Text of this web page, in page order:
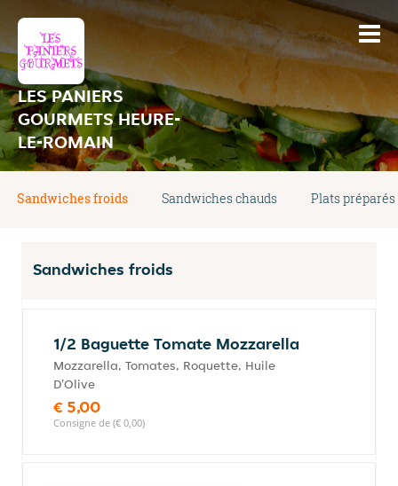
LES PANIERS
GOURMETS HEURE-
LE-ROMAIN
Sandwiches froids Sandwiches chauds Plats préparés
Sandwiches froids
1/2 Baguette Tomate Mozzarella
Mozzarella, Tomates, Roquette, Huile
D'Olive
€ 5,00
Consigne de (€ 0,00)